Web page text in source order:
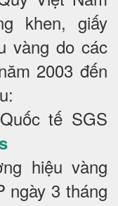
khen, giấy
vàng do các
2003 đến
tế SGS
hiệu vàng
ngày 3 tháng